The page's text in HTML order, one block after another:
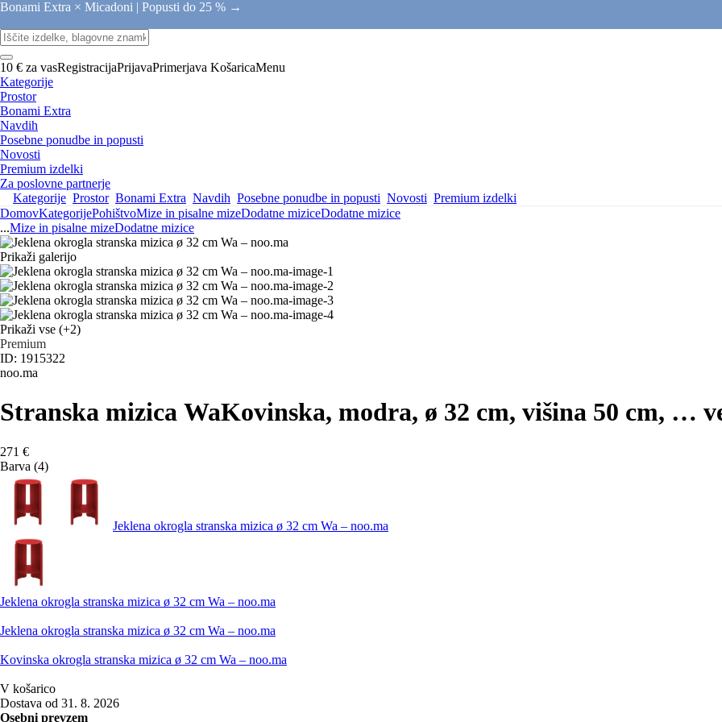
Bonami Extra × Micadoni | Popusti do 25 % →
10 € za vasRegistracijaPrijavaPrimerjava KošaricaMenu
Kategorije
Prostor
Bonami Extra
Navdih
Posebne ponudbe in popusti
Novosti
Premium izdelki
Za poslovne partnerje
Kategorije Prostor Bonami Extra Navdih Posebne ponudbe in popusti Novosti Premium izdelki
DomovKategorijePohištvoMize in pisalne mizeDodatne miziceDodatne mizice
...Mize in pisalne mizeDodatne mizice
Prikaži galerijo
Prikaži vse (+2)
Premium
ID: 1915322
noo.ma
Stranska mizica WaKovinska, modra, ø 32 cm, višina 50 cm, …
271 €
Barva (4)
Jeklena okrogla stranska mizica ø 32 cm Wa – noo.ma
Jeklena okrogla stranska mizica ø 32 cm Wa – noo.ma
Jeklena okrogla stranska mizica ø 32 cm Wa – noo.ma
Kovinska okrogla stranska mizica ø 32 cm Wa – noo.ma
V košarico
Dostava od 31. 8. 2026
Osebni prevzem